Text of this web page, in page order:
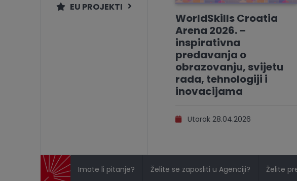
EU PROJEKTI
WorldSkills Croatia
Arena 2026. –
inspirativna
predavanja o
obrazovanju, svijetu
rada, tehnologiji i
inovacijama
Utorak 28.04.2026
Imate li pitanje? Želite se zaposliti u Agenciji? Želite